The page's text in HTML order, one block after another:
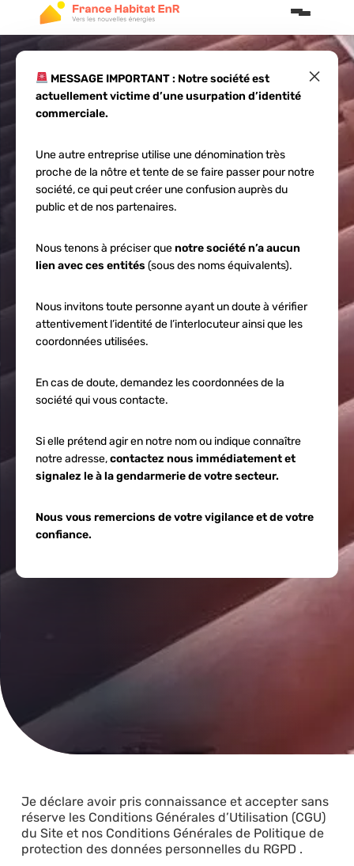
×
MESSAGE IMPORTANT : Notre société est
actuellement victime d’une usurpation d’identité
commerciale.
Une autre entreprise utilise une dénomination très
proche de la nôtre et tente de se faire passer pour notre
société, ce qui peut créer une confusion auprès du
public et de nos partenaires.
Nous tenons à préciser quenotre société n’a aucun
lien avec ces entités (sous des noms équivalents).
Nous invitons toute personne ayant un doute à vérifier
attentivement l’identité de l’interlocuteur ainsi que les
coordonnées utilisées.
En cas de doute, demandez les coordonnées de la
société qui vous contacte.
Si elle prétend agir en notre nom ou indique connaître
notre adresse,contactez nous immédiatement et
signalez le à la gendarmerie de votre secteur.
Nous vous remercions de votre vigilance et de votre
confiance.
Conditions
Générales de
Ventes
Je déclare avoir pris connaissance et accepter sans
réserve les Conditions Générales d’Utilisation (CGU)
du Site et nos Conditions Générales de Politique de
protection des données personnelles du RGPD .